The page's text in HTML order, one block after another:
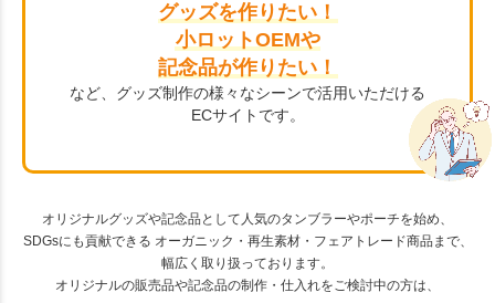
グッズを作りたい！
小ロットOEMや
記念品が作りたい！
など、グッズ制作の様々なシーンで活用いただける
ECサイトです。
オリジナルグッズや記念品として人気のタンブラーやポーチを始め、
SDGsにも貢献できる オーガニック・再生素材・フェアトレード商品まで、
幅広く取り扱っております。
オリジナルの販売品や記念品の制作・仕入れをご検討中の方は、